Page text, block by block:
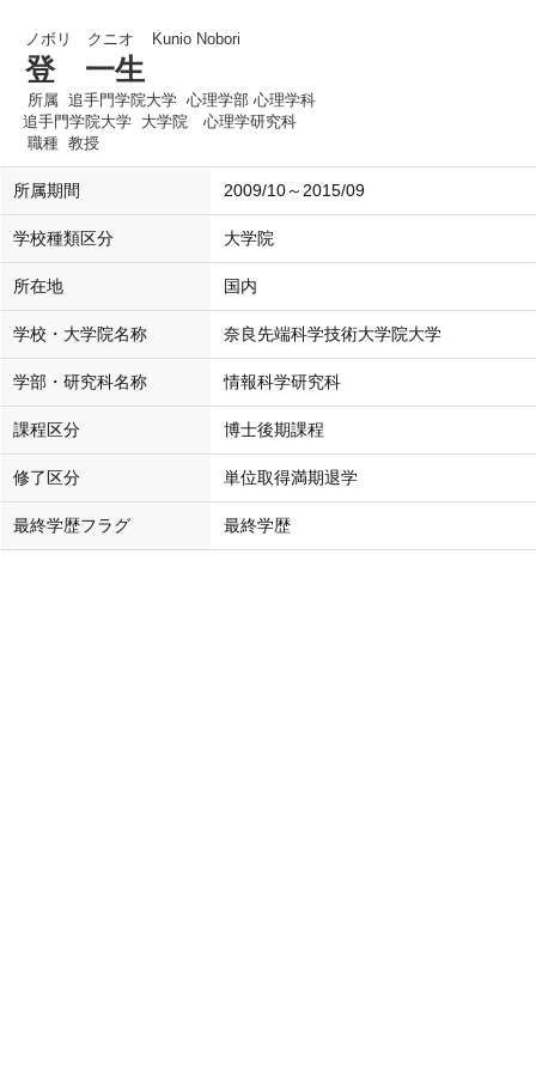
ノボリ クニオ Kunio Nobori
登 一生
所属 追手門学院大学 心理学部 心理学科
追手門学院大学 大学院 心理学研究科
職種 教授
所属期間 2009/10～2015/09
学校種類区分 大学院
所在地 国内
学校・大学院名称 奈良先端科学技術大学院大学
学部・研究科名称 情報科学研究科
課程区分 博士後期課程
修了区分 単位取得満期退学
最終学歴フラグ 最終学歴